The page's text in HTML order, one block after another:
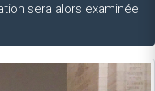
sera alors examinée